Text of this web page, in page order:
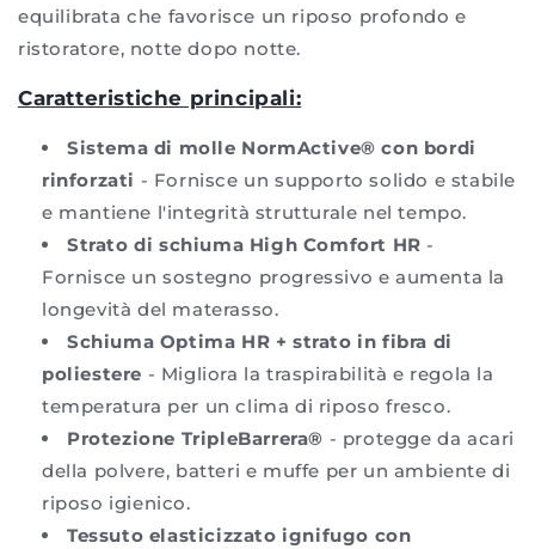
equilibrata che favorisce un riposo profondo e
ristoratore, notte dopo notte.
Caratteristiche principali:
Sistema di molle NormActive® con bordi
rinforzati - Fornisce un supporto solido e stabile
e mantiene l'integrità strutturale nel tempo.
Strato di schiuma High Comfort HR -
Fornisce un sostegno progressivo e aumenta la
longevità del materasso.
Schiuma Optima HR + strato in fibra di
poliestere - Migliora la traspirabilità e regola la
temperatura per un clima di riposo fresco.
Protezione TripleBarrera® - protegge da acari
della polvere, batteri e muffe per un ambiente di
riposo igienico.
Tessuto elasticizzato ignifugo con